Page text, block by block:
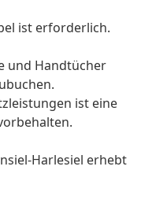
ist erforderlich.
und Handtücher
ist eine
Harlesiel erhebt